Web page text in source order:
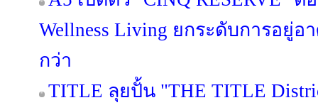
Wellness Living ยกระดับการอยู่
กว่า
TITLE ลุยปั้น "THE TITLE